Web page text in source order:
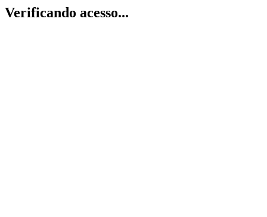
Verificando acesso...